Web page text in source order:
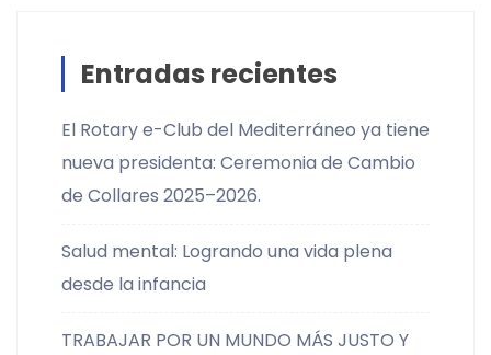
Entradas recientes
El Rotary e-Club del Mediterráneo ya tiene
nueva presidenta: Ceremonia de Cambio
de Collares 2025–2026.
Salud mental: Logrando una vida plena
desde la infancia
TRABAJAR POR UN MUNDO MÁS JUSTO Y